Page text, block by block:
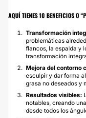
AQUÍ TIENES 10 BENEFICIOS O
Transformación
problemáticas
flancos, la espalda y
transformación
Mejora del contorno
esculpir y dar forma
grasa no deseados y
Resultados visibles:
notables, creando
desde todos los